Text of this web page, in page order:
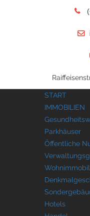
START
IMMOBILIEN
Parkhäuser
Öffentliche
Hotels